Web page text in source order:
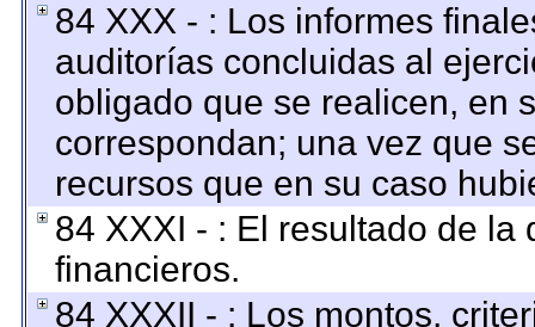
84 XXX - : Los informes
auditorías concluidas al
obligado que se realicen, en
correspondan; una vez que
recursos que en su caso
84 XXXI - : El resultado de
financieros.
84 XXXII - : Los montos,